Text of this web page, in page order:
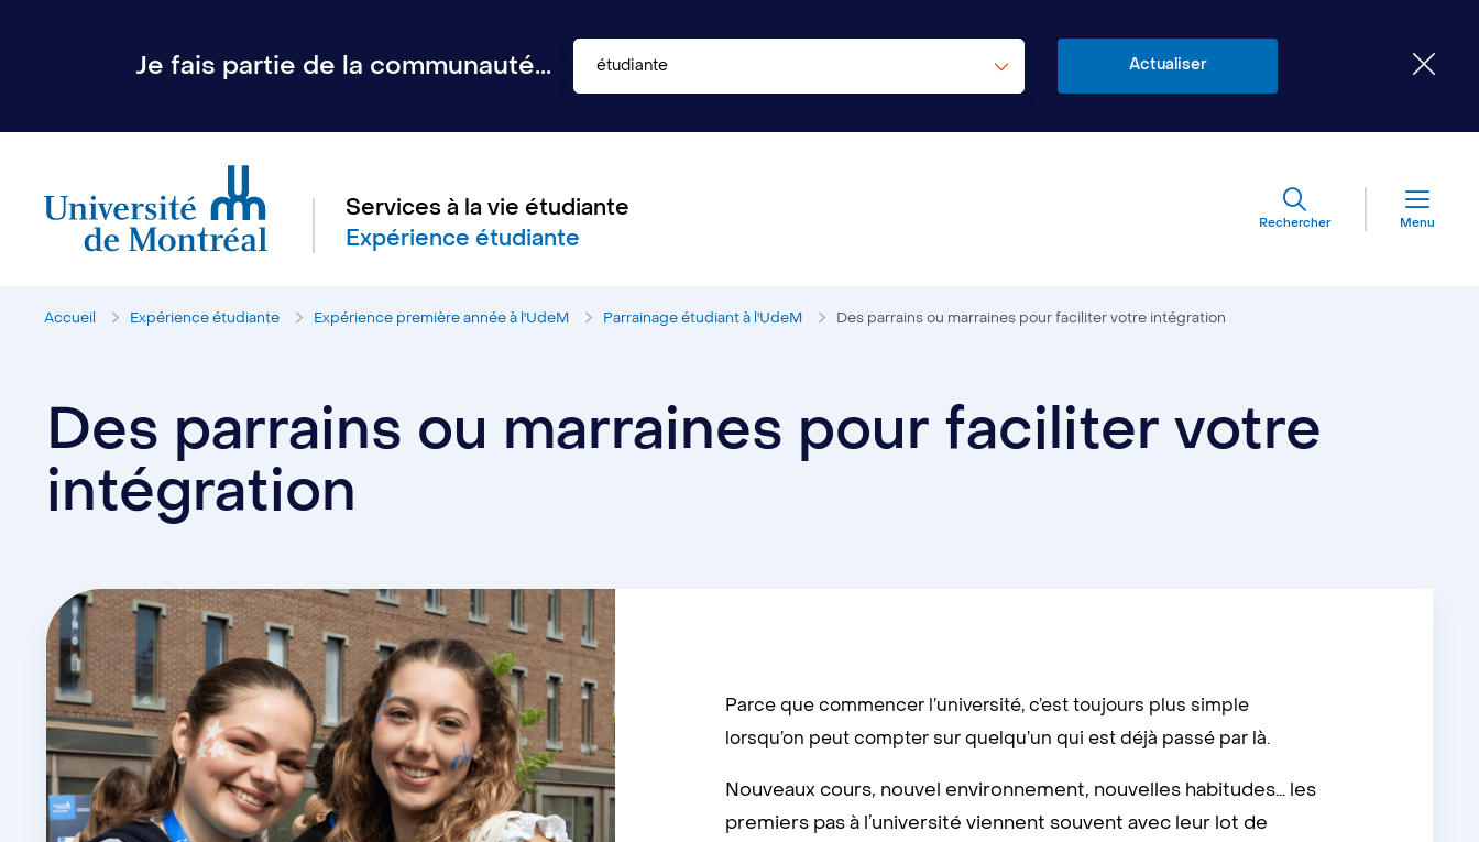
Je fais partie de la communauté... étudiante
Services à la vie étudiante
Expérience étudiante
Rechercher Menu
Accueil Expérience étudiante Expérience première année à l'UdeM Parrainage étudiant à l'UdeM Des parrains ou marraines pour faciliter votre intégration
Des parrains ou marraines pour faciliter votre
intégration
Parce que commencer l’université, c’est toujours plus simple
lorsqu’on peut compter sur quelqu’un qui est déjà passé par là.
Nouveaux cours, nouvel environnement, nouvelles habitudes… les
premiers pas à l’université viennent souvent avec leur lot de